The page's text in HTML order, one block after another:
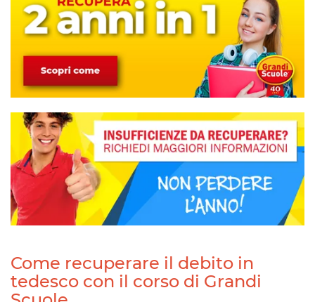
Come recuperare il debito in
tedesco con il corso di Grandi